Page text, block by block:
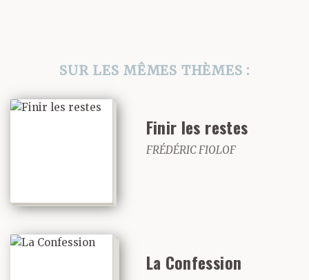
savait lire comme s’il
Jusqu’au moment où
Dartmann leur
— Trois cent trente
mètres d’altitude. Los
SUR LES MÊMES THÈMES :
Finir les restes
FRÉDÉRIC FIOLOF
La Confession